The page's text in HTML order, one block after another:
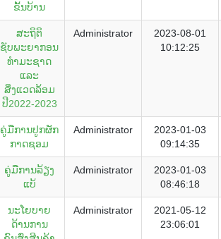
ຂັ້ນບ້ານ
ສະຖິຕິ
ຊັບພະຍາກອນ
ທຳມະຊາດ
ແລະ
ສິ່ງແວດລ້ອມ
ປີ2022-2023
Administrator
2023-08-01
10:12:25
ຄູ່ມືການປູກຜັກ
ກາດຊອມ
Administrator
2023-01-03
09:14:35
ຄູ່ມືການລ້ຽງ
ແບ້
Administrator
2023-01-03
08:46:18
ນະໂຍບາຍ
ດ້ານການ
Administrator
2021-05-12
23:06:01